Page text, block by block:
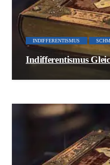
INDIFFERENTISMUS
Indifferentismus